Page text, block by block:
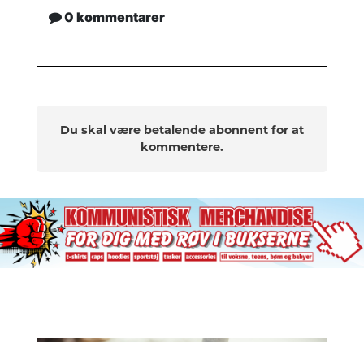
0 kommentarer
Du skal være betalende abonnent for at
kommentere.